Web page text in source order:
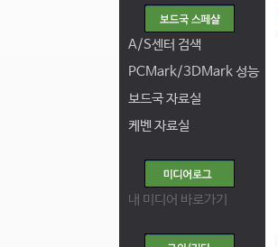
A/S센터 검색
PCMark/3DMark 성능
보드국 자료실
케벤 자료실
내 미디어 바로가기